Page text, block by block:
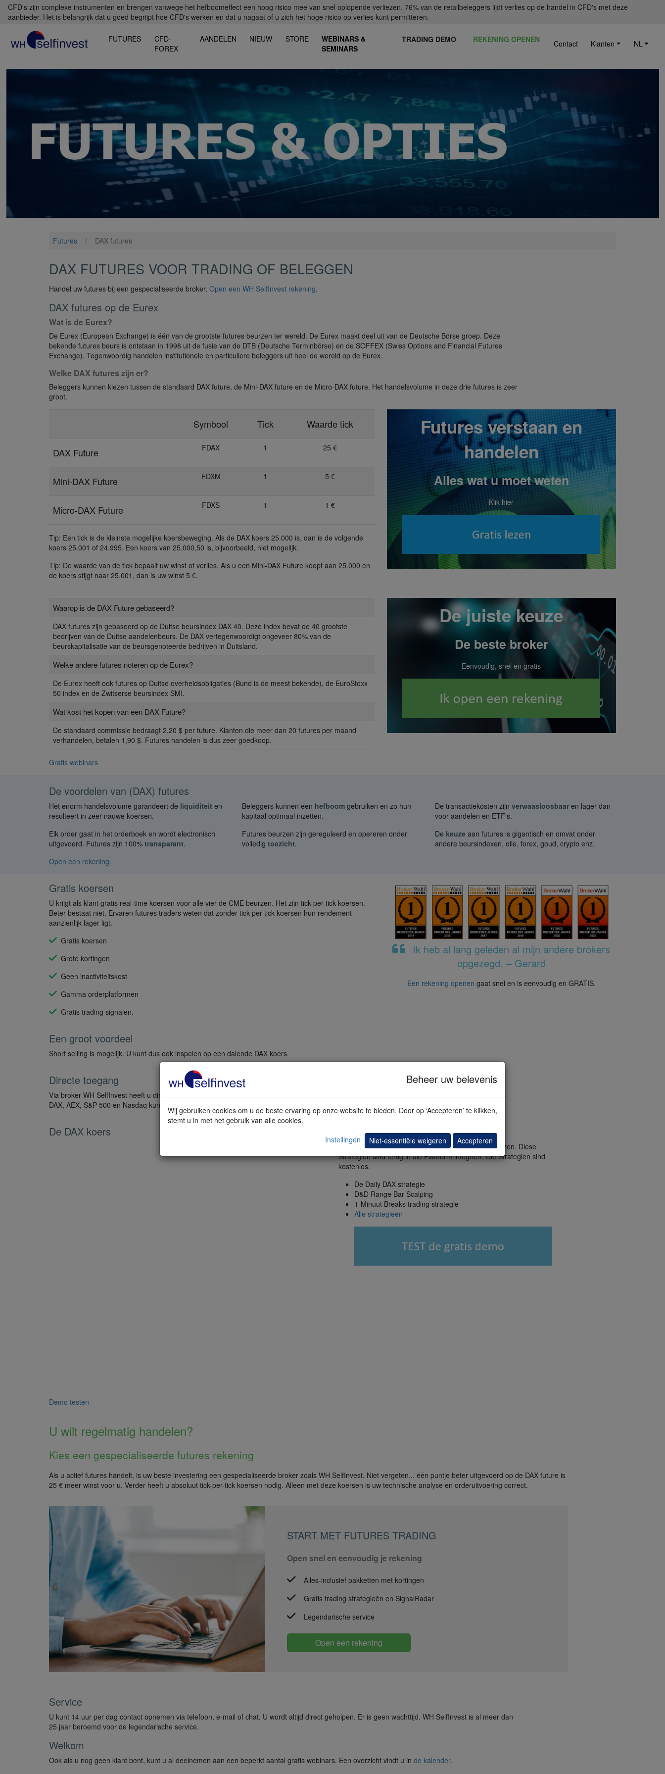
CFD's zijn complexe instrumenten en brengen vanwege het hefboomeffect een hoog risico mee van snel oplopende verliezen. 76% van de retailbeleggers lijdt verlies op de handel in CFD's met deze
aanbieder. Het is belangrijk dat u goed begrijpt hoe CFD's werken en dat u nagaat of u zich het hoge risico op verlies kunt permitteren.
FUTURES
CFD-
FOREX
AANDELEN NIEUW STORE
WEBINARS &
SEMINARS
TRADING DEMO REKENING OPENEN Contact Klanten NL
Futures / DAX futures
DAX FUTURES VOOR TRADING OF BELEGGEN
Handel uw futures bij een gespecialiseerde broker. Open een WH SelfInvest rekening.
DAX futures op de Eurex
Wat is de Eurex?
De Eurex (European Exchange) is één van de grootste futures beurzen ter wereld. De Eurex maakt deel uit van de Deutsche Börse groep. Deze
bekende futures beurs is ontstaan in 1998 uit de fusie van de DTB (Deutsche Terminbörse) en de SOFFEX (Swiss Options and Financial Futures
Exchange). Tegenwoordig handelen institutionele en particuliere beleggers uit heel de wereld op de Eurex.
Welke DAX futures zijn er?
Beleggers kunnen kiezen tussen de standaard DAX future, de Mini-DAX future en de Micro-DAX future. Het handelsvolume in deze drie futures is zeer
groot.
Symbool Tick Waarde tick
DAX Future FDAX 1 25 €
Mini-DAX Future FDXM 1 5 €
Micro-DAX Future FDXS 1 1 €
Tip: Een tick is de kleinste mogelijke koersbeweging. Als de DAX koers 25.000 is, dan is de volgende
koers 25.001 of 24.995. Een koers van 25.000,50 is, bijvoorbeeld, niet mogelijk.
Tip: De waarde van de tick bepaalt uw winst of verlies. Als u een Mini-DAX Future koopt aan 25.000 en
de koers stijgt naar 25.001, dan is uw winst 5 €.
Futures verstaan en
handelen
Alles wat u moet weten
Klik hier
Waarop is de DAX Future gebaseerd?
DAX futures zijn gebaseerd op de Duitse beursindex DAX 40. Deze index bevat de 40 grootste
bedrijven van de Duitse aandelenbeurs. De DAX vertegenwoordigt ongeveer 80% van de
beurskapitalisatie van de beursgenoteerde bedrijven in Duitsland.
Welke andere futures noteren op de Eurex?
De Eurex heeft ook futures op Duitse overheidsobligaties (Bund is de meest bekende), de EuroStoxx
50 index en de Zwitserse beursindex SMI.
Wat kost het kopen van een DAX Future?
De standaard commissie bedraagt 2,20 $ per future. Klanten die meer dan 20 futures per maand
verhandelen, betalen 1,90 $. Futures handelen is dus zeer goedkoop.
Gratis webinars
De juiste keuze
De beste broker
Eenvoudig, snel en gratis
De voordelen van (DAX) futures
Het enorm handelsvolume garandeert de liquiditeit en
resulteert in zeer nauwe koersen.
Beleggers kunnen een hefboom gebruiken en zo hun
kapitaal optimaal inzetten.
De transactiekosten zijn verwaasloosbaar en lager dan
voor aandelen en ETF's.
Elk order gaat in het orderboek en wordt electronisch
uitgevoerd. Futures zijn 100% transparant.
Futures beurzen zijn gereguleerd en opereren onder
volledig toezicht.
De keuze aan futures is gigantisch en omvat onder
andere beursindexen, olie, forex, goud, crypto enz.
Open een rekening.
Gratis koersen
U krijgt als klant gratis real-time koersen voor alle vier de CME beurzen. Het zijn tick-per-tick koersen.
Beter bestaat niet. Ervaren futures traders weten dat zonder tick-per-tick koersen hun rendement
aanzienlijk lager ligt.
Gratis koersen
Grote kortingen
Geen inactiviteitskost
Gamma orderplatformen
Gratis trading signalen.
Ik heb al lang geleden al mijn andere brokers
opgezegd. – Gerard
Een rekening openen gaat snel en is eenvoudig en GRATIS.
Een groot voordeel
Short selling is mogelijk. U kunt dus ook inspelen op een dalende DAX koers.
Directe toegang
Via broker WH SelfInvest heeft u directe toegang tot belangrijke beurzen zoals CME, Euronext en Eurex. Naast futures op aandelen indexen zoals
DAX, AEX, S&P 500 en Nasdaq kunt u ook futures op goud, zilver, aardolie, forex, crypto's en nog veel meer handelen.
De DAX koers
Demo testen
DAX Trading-Strategien
Kunden können mehr als 100 Trading-Strategien nutzen. Diese
Strategien sind fertig in die Plattform integriert. Die Strategien sind
kostenlos.
De Daily DAX strategie
D&D Range Bar Scalping
1-Minuut Breaks trading strategie
Alle strategieën
U wilt regelmatig handelen?
Kies een gespecialiseerde futures rekening
Als u actief futures handelt, is uw beste investering een gespecialiseerde broker zoals WH SelfInvest. Niet vergeten... één puntje beter uitgevoerd op de DAX future is
25 € meer winst voor u. Verder heeft u absoluut tick-per-tick koersen nodig. Alleen met deze koersen is uw technische analyse en orderuitvoering correct.
START MET FUTURES TRADING
Open snel en eenvoudig je rekening
Alles-inclusief pakketten met kortingen
Gratis trading strategieën en SignalRadar
Legendarische service
Open een rekening
Service
U kunt 14 uur per dag contact opnemen via telefoon, e-mail of chat. U wordt altijd direct geholpen. Er is geen wachttijd. WH SelfInvest is al meer dan
25 jaar beroemd voor de legendarische service.
Welkom
Ook als u nog geen klant bent, kunt u al deelnemen aan een beperkt aantal gratis webinars. Een overzicht vindt u in de kalender.
Beheer uw belevenis
Wij gebruiken cookies om u de beste ervaring op onze website te bieden. Door op ‘Accepteren’ te klikken,
stemt u in met het gebruik van alle cookies.
Instellingen
Niet-essentiële weigeren Accepteren